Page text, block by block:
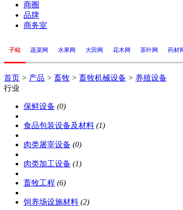
商圈
品牌
商务室
子站 蔬菜网 水果网 大田网 花木网 茶叶网 药材
首页 > 产品 > 畜牧 > 畜牧机械设备 > 养殖设备
行业
保鲜设备 (0)
食品包装设备及材料 (1)
肉类屠宰设备 (0)
肉类加工设备 (1)
畜牧工程 (6)
饲养场设施材料 (2)